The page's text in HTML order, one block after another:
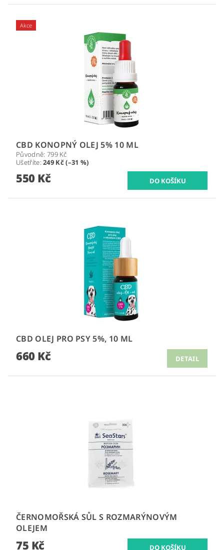
Akce
CBD KONOPNÝ OLEJ 5% 10 ML
Původně: 799 Kč
Ušetříte:249 Kč (–31 %)
550 Kč
CBD OLEJ PRO PSY 5%, 10 ML
660 Kč DETAIL
ČERNOMOŘSKÁ SŮL S ROZMARÝNOVÝM
OLEJEM
75 Kč